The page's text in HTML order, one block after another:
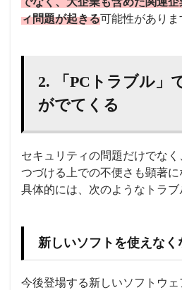
ィ問題が起きる可能性がありま
2. 「PCトラブル」
がでてくる
セキュリティの問題だけでな
つづける上での不便さも顕著に
具体的には、次のようなトラブ
新しいソフトを使えなく
今後登場する新しいソフトウ